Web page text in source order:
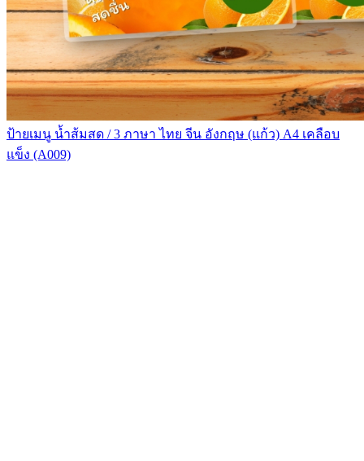
ป้ายเมนู น้ำส้มสด / 3 ภาษา ไทย จีน อังกฤษ (แก้ว) A4 เคลือบ
แข็ง (A009)